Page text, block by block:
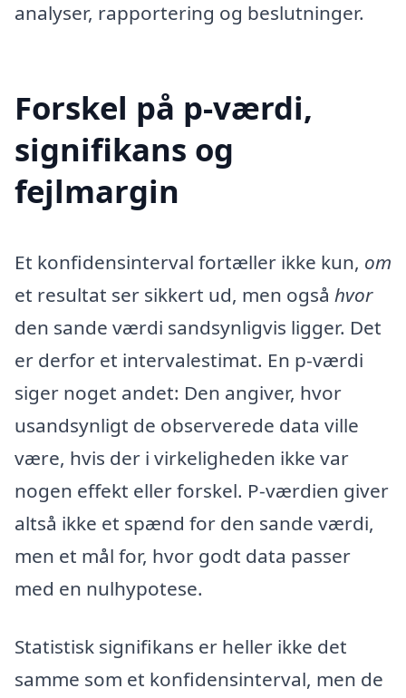
analyser, rapportering og beslutninger.
Forskel på p-værdi,
signifikans og
fejlmargin
Et konfidensinterval fortæller ikke kun, om
et resultat ser sikkert ud, men også hvor
den sande værdi sandsynligvis ligger. Det
er derfor et intervalestimat. En p-værdi
siger noget andet: Den angiver, hvor
usandsynligt de observerede data ville
være, hvis der i virkeligheden ikke var
nogen effekt eller forskel. P-værdien giver
altså ikke et spænd for den sande værdi,
men et mål for, hvor godt data passer
med en nulhypotese.
Statistisk signifikans er heller ikke det
samme som et konfidensinterval, men de